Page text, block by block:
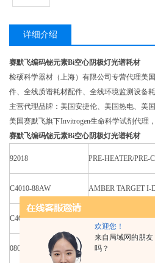
欢迎您！
来自局域网的朋
吗？
详细介绍
赛默飞编码铋元素Bi空心阴极灯光谱耗材
检硕科学器材（上海）有限公司专营代理美
件、全线质谱耗材配件、全线环境监测设备
主营代理品牌：美国安捷伦、美国热电、美
美国赛默飞旗下Invitrogen生命科学试剂代理
赛默飞编码铋元素Bi空心阴极灯光谱耗材
92018 PRE-HEATER/PRE-
C4010-88AW AMBER TARGET I-
C4010-68A
100/PK
080024 PROD,ASE PREP